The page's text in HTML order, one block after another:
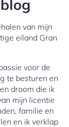
van mijn
eiland Gran
voor de
te besturen en
droom die ik
mijn licentie
familie en
en ik verklap